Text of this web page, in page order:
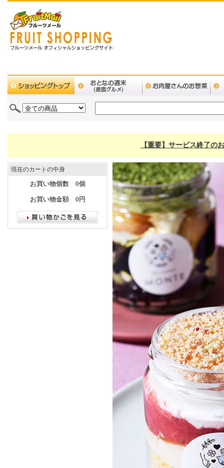
【重要】サービス終了の
現在のカートの中身
お買い物個数 0個
お買い物金額 0円